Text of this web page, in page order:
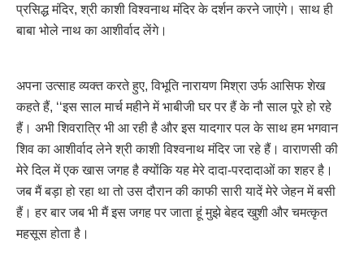
प्रसिद्ध मंदिर, श्री काशी विश्वनाथ मंदिर के दर्शन करने जाएंगे। साथ ही
बाबा भोले नाथ का आशीर्वाद लेंगे।
अपना उत्साह व्यक्त करते हुए, विभूति नारायण मिश्रा उर्फ आसिफ शेख
कहते हैं, ‘‘इस साल मार्च महीने में भाबीजी घर पर हैं के नौ साल पूरे हो रहे
हैं। अभी शिवरात्रि भी आ रही है और इस यादगार पल के साथ हम भगवान
शिव का आशीर्वाद लेने श्री काशी विश्वनाथ मंदिर जा रहे हैं। वाराणसी की
मेरे दिल में एक खास जगह है क्योंकि यह मेरे दादा-परदादाओं का शहर है।
जब मैं बड़ा हो रहा था तो उस दौरान की काफी सारी यादें मेरे जेहन में बसी
हैं। हर बार जब भी मैं इस जगह पर जाता हूं मुझे बेहद खुशी और चमत्कृत
महसूस होता है।